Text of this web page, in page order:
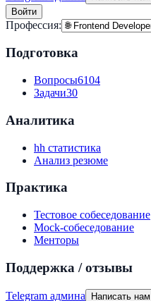
Войти
Профессия:
Подготовка
Вопросы6104
Задачи30
Аналитика
hh статистика
Анализ резюме
Практика
Тестовое собеседование
Mock-собеседование
Менторы
Поддержка / отзывы
Telegram админа Написать нам